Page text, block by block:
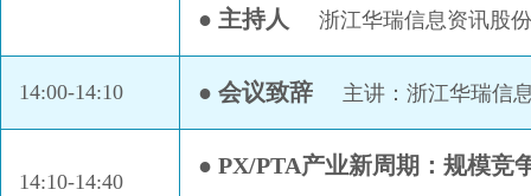
● 主持人 浙江华瑞信息资讯股
14:00-14:10 ● 会议致辞 主讲：浙江华瑞信
14:10-14:40
● PX/PTA产业新周期：规模竞